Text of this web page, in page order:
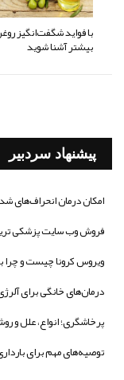
با فواید شگفت‌انگیز
بیشتر آشنا شوید
پیشنهاد سردبیر
امکان درمان انحراف‌های
فروش وب سایت پزشکی
ویروس کرونا چیست و چرا
درمان‌های خانگی برای
پرخاشگری؛ انواع، علل و
توصیه‌های مهم برای